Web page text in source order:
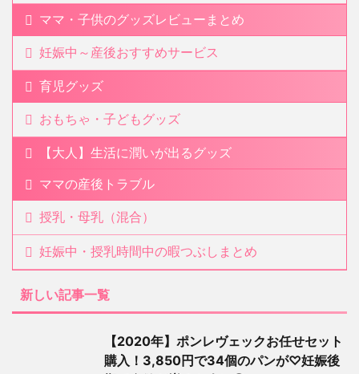
ママ・子供のグッズレビューまとめ
妊娠中～産後おすすめサービス
育児グッズ
おもちゃ・子どもグッズ
【大人】生活に潤いが出るグッズ
ママの産後トラブル
授乳・母乳（混合）
妊娠中・授乳時間中の暇つぶしまとめ
新しい記事一覧
【2020年】ポンレヴェックお任せセット
購入！3,850円で34個のパンが♡妊娠後